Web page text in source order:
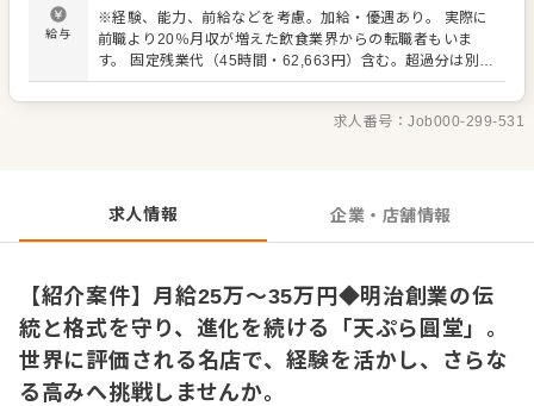
料理長の補助 ・まかないづくりや後輩・アルバイトの教育
経験が浅い方も、安心してスタートできるようサポートい
たします。また、スキルアップを目指すスタッフのため
道、華道、ソムリエなど、おもてなしに役立つ多様なスキ
給与
※経験、能力、前給などを考慮。加給・優遇あり。 実際に
前職より20％月収が増えた飲食業界からの転職者もいま
す。 固定残業代（45時間・62,663円）含む。超過分は別途
支給 ※試用期間3ヶ月（期間中も同条件）
求人番号：Job000-299-531
求人情報 企業・店舗情報
【紹介案件】月給25万～35万円◆明治創業の伝
統と格式を守り、進化を続ける「天ぷら圓堂」。
世界に評価される名店で、経験を活かし、さらな
る高みへ挑戦しませんか。